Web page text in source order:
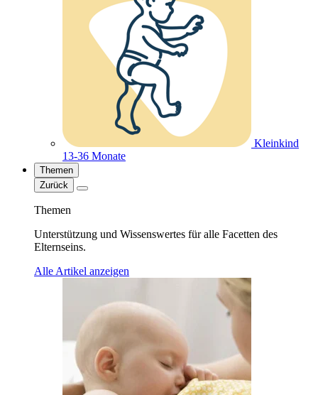
Kleinkind
13-36 Monate
Themen
Zurück
Themen
Unterstützung und Wissenswertes für alle Facetten des
Elternseins.
Alle Artikel anzeigen